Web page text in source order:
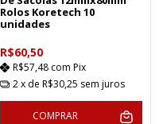
Rolos Koretech 10
unidades
R$60,50
R$57,48 com Pix
2 x de R$30,25 sem juros
COMPRAR